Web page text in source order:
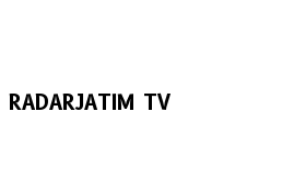
RADARJATIM TV